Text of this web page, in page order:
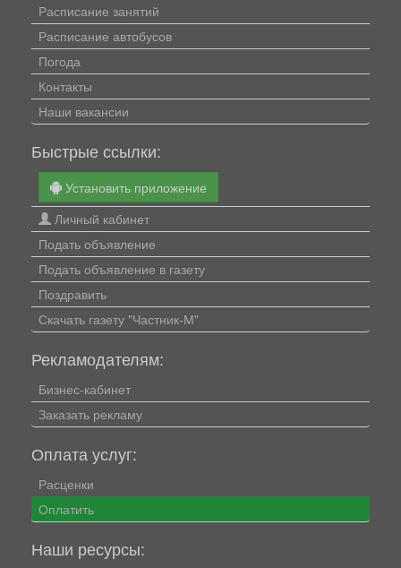
Расписание занятий
Расписание автобусов
Погода
Контакты
Наши вакансии
Быстрые ссылки:
Установить приложение
Личный кабинет
Подать объявление
Подать объявление в газету
Поздравить
Скачать газету "Частник-М"
Рекламодателям:
Бизнес-кабинет
Заказать рекламу
Оплата услуг:
Расценки
Оплатить
Наши ресурсы: